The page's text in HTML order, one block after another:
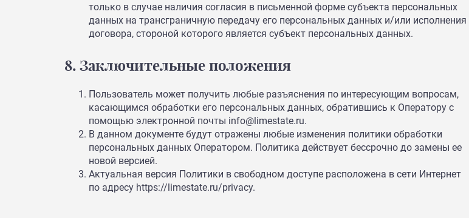
только в случае наличия согласия в письменной форме субъекта персональных
данных на трансграничную передачу его персональных данных и/или исполнения
договора, стороной которого является субъект персональных данных.
8. Заключительные положения
Пользователь может получить любые разъяснения по интересующим вопросам,
касающимся обработки его персональных данных, обратившись к Оператору с
помощью электронной почты info@limestate.ru.
В данном документе будут отражены любые изменения политики обработки
персональных данных Оператором. Политика действует бессрочно до замены ее
новой версией.
Актуальная версия Политики в свободном доступе расположена в сети Интернет
по адресу https://limestate.ru/privacy.